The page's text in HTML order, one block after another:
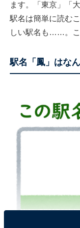
ます。「東京」「
駅名は簡単に読む
しい駅名も……。こ
駅名「鳳」はな